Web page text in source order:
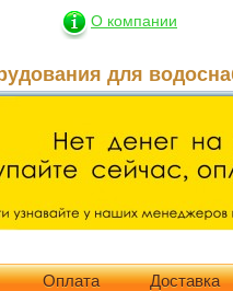
О компании
для
Оплата Доставка